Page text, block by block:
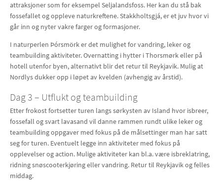
attraksjoner som for eksempel Seljalandsfoss. Her kan du stå bak
fossefallet og oppleve naturkreftene. Stakkholtsgjá, er et juv hvor vi
går inn og nyter vakre farger og formasjoner.
I naturperlen Þórsmörk er det mulighet for vandring, leker og
teambuilding aktiviteter. Overnatting i hytter i Thorsmørk eller på
hotell utenfor byen, alternativt blir det retur til Reykjavik. Mulig at
Nordlys dukker opp i løpet av kvelden (avhengig av årstid).
Dag 3 – Utflukt og teambuilding
Etter frokost fortsetter turen langs sørkysten av Island hvor isbreer,
fossefall og svart lavasand vil danne rammen rundt ulike leker og
teambuilding oppgaver med fokus på de målsettinger man har satt
seg for turen. Eventuelt legge inn aktiviteter med fokus på
opplevelser og action. Mulige aktiviteter kan bl.a. være isbreklatring,
ridning snøscooterkjøring eller vandring. Retur til Reykjavik og felles
middag.